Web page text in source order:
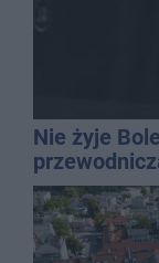
Nie żyje
dyrektor SP